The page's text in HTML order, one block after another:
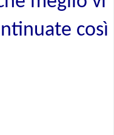
così